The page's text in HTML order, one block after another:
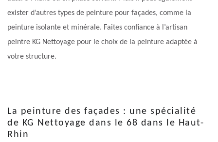
exister d’autres types de peinture pour façades, comme la
peinture isolante et minérale. Faites confiance à l’artisan
peintre KG Nettoyage pour le choix de la peinture adaptée à
votre structure.
La peinture des façades : une spécialité
de KG Nettoyage dans le 68 dans le Haut-
Rhin